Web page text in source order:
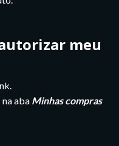
meu
aba Minhas compras